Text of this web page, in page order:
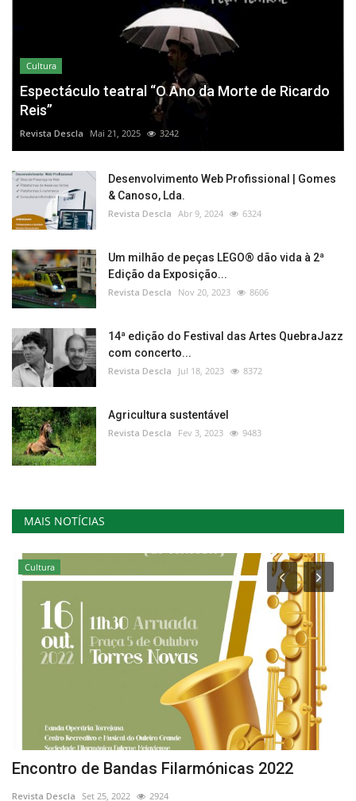
Cultura
Espectáculo teatral “O Ano da Morte de Ricardo
Reis”
Revista Descla Mai 21, 2025 3242
Desenvolvimento Web Profissional | Gomes
& Canoso, Lda.
Revista Descla Abr 9, 2024 6324
Um milhão de peças LEGO® dão vida à 2ª
Edição da Exposição...
Revista Descla Nov 20, 2023 8606
14ª edição do Festival das Artes QuebraJazz
com concerto...
Revista Descla Jul 18, 2023 8372
Agricultura sustentável
Revista Descla Fev 3, 2023 9483
MAIS NOTÍCIAS
Cultura
Encontro de Bandas Filarmónicas 2022
Revista Descla Set 25, 2022 2924